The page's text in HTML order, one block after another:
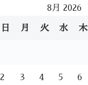
8月 2026
日 月 火 水 木
2 3 4 5 6